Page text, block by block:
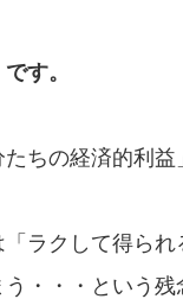
す。
ちの経済的利益
ラクして得ら
・・・という残